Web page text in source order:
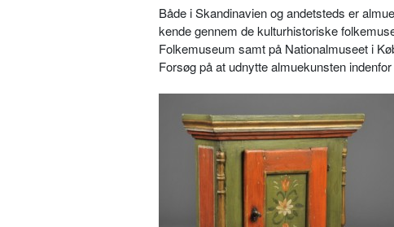
Både i Skandinavien og andetsteds er
kende gennem de kulturhistoriske
Folkemuseum samt på Nationalmuseet i
Forsøg på at udnytte almuekunsten